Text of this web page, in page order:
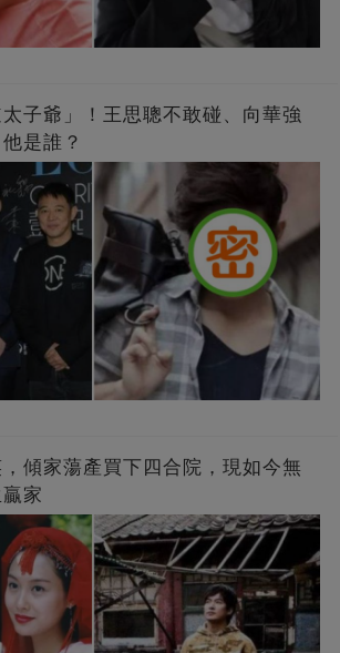
子爺」！王思聰不敢碰、向華強
是誰？
傾家蕩產買下四合院，現如今無
家